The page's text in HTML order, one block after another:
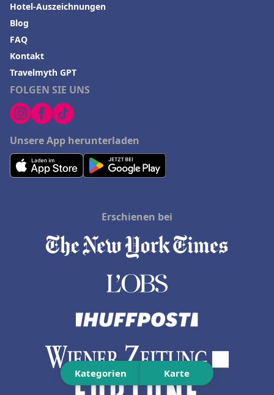
Kategorien Karte
FOLGEN SIE UNS
Unsere App herunterladen
Hotel-Auszeichnungen
Blog
FAQ
Kontakt
Travelmyth GPT
Erschienen bei